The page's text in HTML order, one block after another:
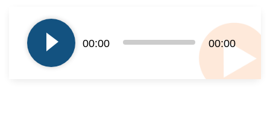
plików
dźwiękowych
00:00 00:00